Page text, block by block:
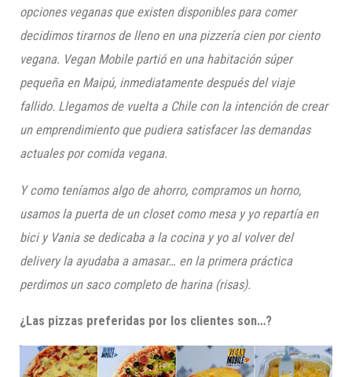
opciones veganas que existen disponibles para comer
decidimos tirarnos de lleno en una pizzería cien por ciento
vegana. VeganMobile partió en una habitación súper
pequeña en Maipú, inmediatamente después del viaje
fallido. Llegamos de vuelta aChile con la intención de crear
un emprendimiento que pudiera satisfacer las demandas
actuales por comida vegana.
Y como teníamos algo de ahorro, compramos un horno,
usamos la puerta de un closet como mesa y yo repartía en
bici y Vaniase dedicaba a la cocina y yo al volver del
deliveryla ayudaba a amasar… en la primera práctica
perdimos un saco completo de harina (risas).
¿Las pizzas preferidas por los clientes son…?